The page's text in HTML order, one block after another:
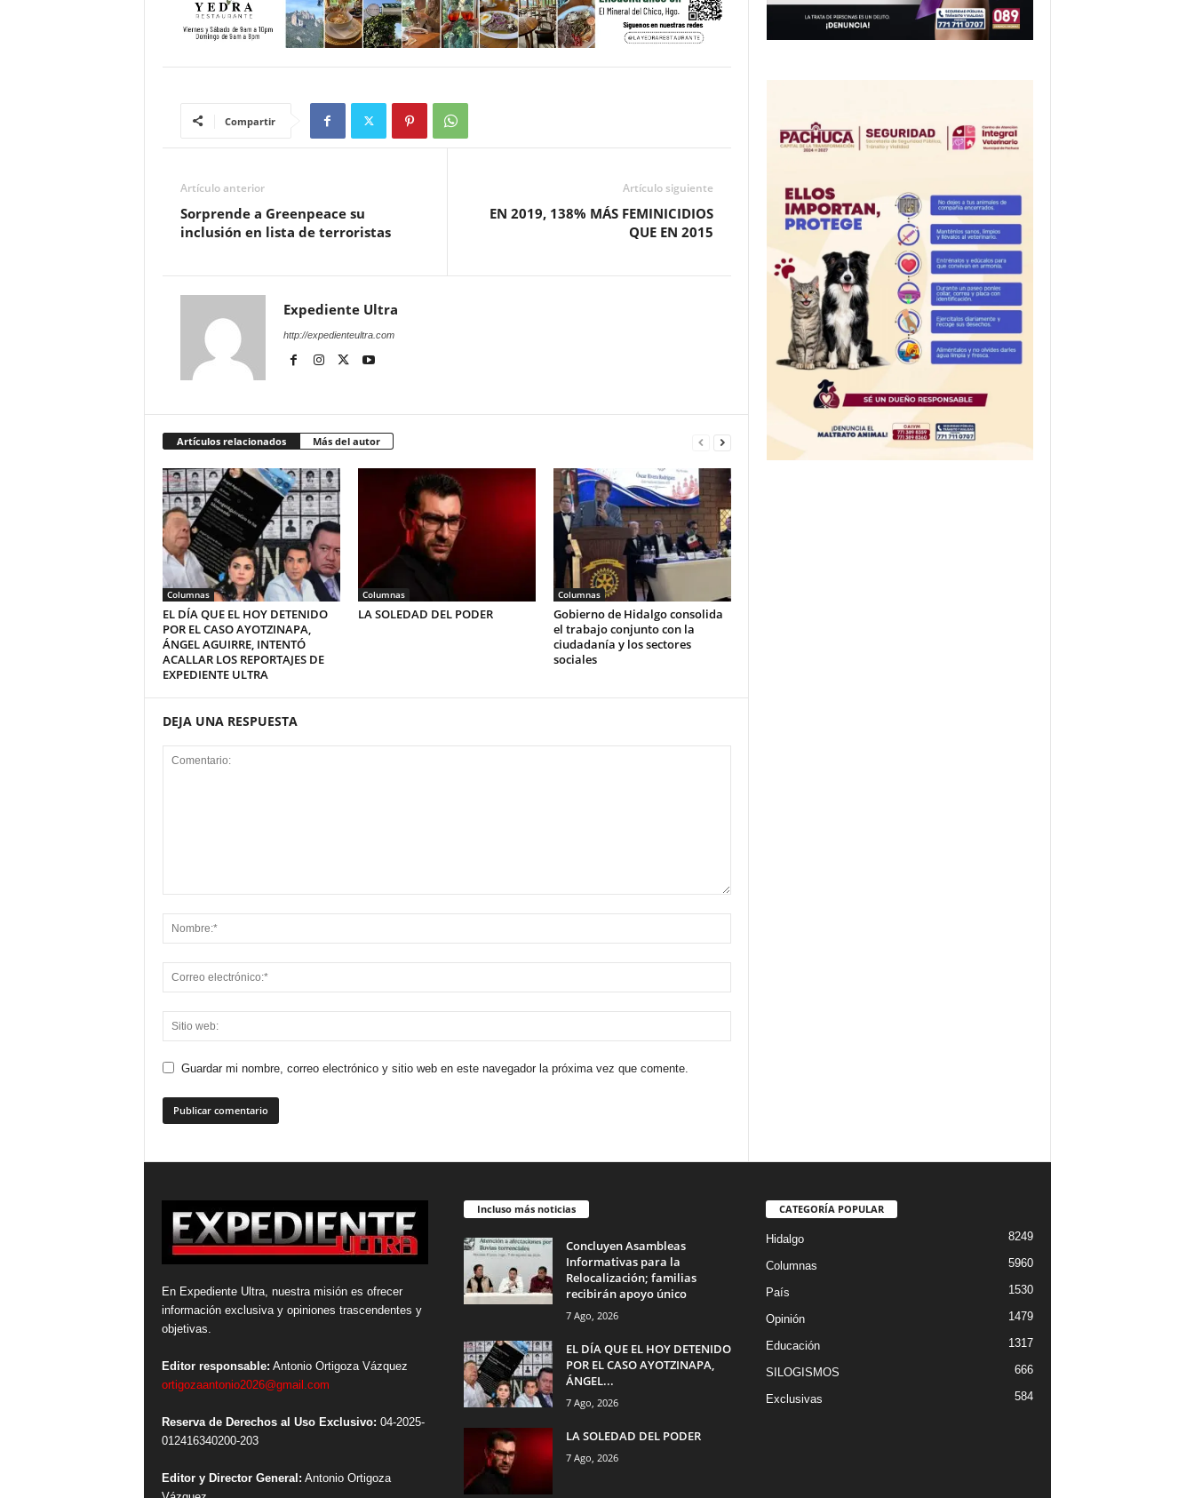
Compartir
Artículo anterior
Sorprende a Greenpeace su
inclusión en lista de terroristas
Artículo siguiente
EN 2019, 138% MÁS FEMINICIDIOS
QUE EN 2015
Expediente Ultra
http://expedienteultra.com
Artículos relacionados Más del autor
Columnas
EL DÍA QUE EL HOY DETENIDO
POR EL CASO AYOTZINAPA,
ÁNGEL AGUIRRE, INTENTÓ
ACALLAR LOS REPORTAJES DE
EXPEDIENTE ULTRA
Columnas
LA SOLEDAD DEL PODER
Columnas
Gobierno de Hidalgo consolida
el trabajo conjunto con la
ciudadanía y los sectores
sociales
DEJA UNA RESPUESTA
Guardar mi nombre, correo electrónico y sitio web en este navegador la próxima vez que comente.
En Expediente Ultra, nuestra misión es ofrecer
información exclusiva y opiniones trascendentes y
objetivas.
Editor responsable: Antonio Ortigoza Vázquez
ortigozaantonio2026@gmail.com
Reserva de Derechos al Uso Exclusivo: 04-2025-
012416340200-203
Editor y Director General: Antonio Ortigoza
Incluso más noticias
Concluyen Asambleas
Informativas para la
Relocalización; familias
recibirán apoyo único
7 Ago, 2026
EL DÍA QUE EL HOY DETENIDO
POR EL CASO AYOTZINAPA,
ÁNGEL...
7 Ago, 2026
LA SOLEDAD DEL PODER
7 Ago, 2026
CATEGORÍA POPULAR
Hidalgo 8249
Columnas 5960
País 1530
Opinión 1479
Educación 1317
SILOGISMOS 666
Exclusivas 584